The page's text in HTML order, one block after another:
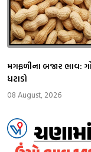
મગફળીના બજાર ભાવ:
ધટાડો
08 August, 2026